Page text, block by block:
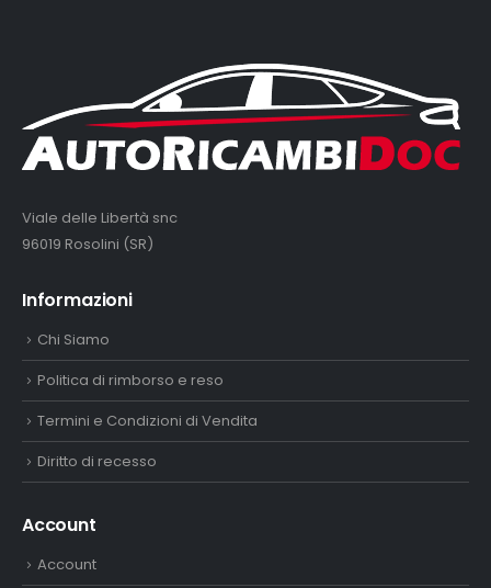
Viale delle Libertà snc
96019 Rosolini (SR)
Informazioni
Chi Siamo
Politica di rimborso e reso
Termini e Condizioni di Vendita
Diritto di recesso
Account
Account